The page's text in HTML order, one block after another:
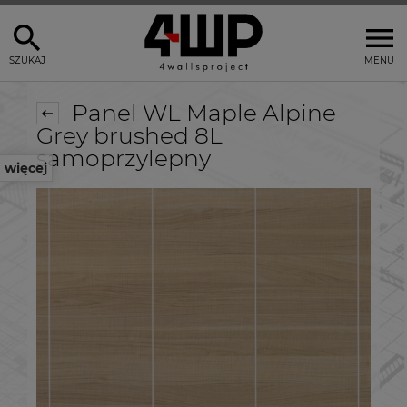
MENU
SZUKAJ
więcej
Panel WL Maple Alpine
Grey brushed 8L
samoprzylepny